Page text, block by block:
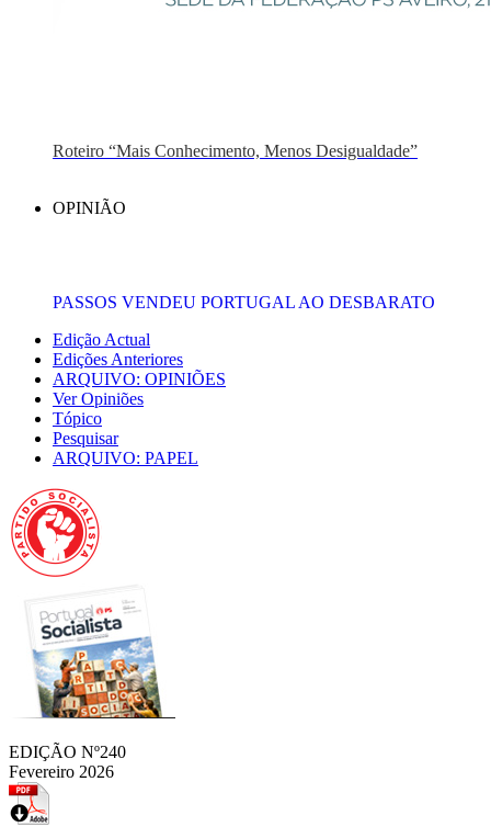
Roteiro “Mais Conhecimento, Menos Desigualdade”
OPINIÃO
PASSOS VENDEU PORTUGAL AO DESBARATO
Edição Actual
Edições Anteriores
ARQUIVO: OPINIÕES
Ver Opiniões
Tópico
Pesquisar
ARQUIVO: PAPEL
EDIÇÃO Nº240
Fevereiro 2026